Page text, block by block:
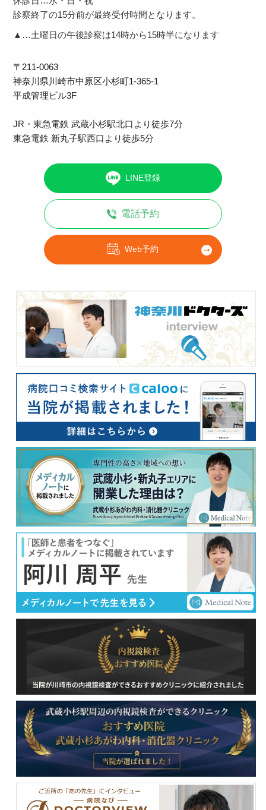
診察終了の15分前が最終受付時間となります。
▲…土曜日の午後診察は14時から15時半になります
〒211-0063
神奈川県川崎市中原区⼩杉町1-365-1
平成管理ビル3F
JR・東急電鉄 武蔵小杉駅北口より徒歩7分
東急電鉄 新丸子駅西口より徒歩5分
LINE登録
電話予約
Web予約